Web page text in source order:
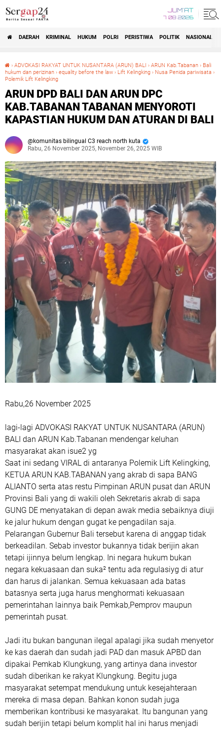
JUM'AT
7 08 2026
DAERAH KRIMINAL HUKUM POLRI PERISTIWA POLITIK NASIONAL
› ADVOKASI RAKYAT UNTUK NUSANTARA (ARUN) BALI › ARUN Kab.Tabanan › Bali
hukum dan perizinan › equality before the law › Lift Kelingking › Nusa Penida pariwisata ›
Polemik Lift Kelingking
ARUN DPD BALI DAN ARUN DPC
KAB.TABANAN TABANAN MENYOROTI
KAPASTIAN HUKUM DAN ATURAN DI BALI
komunitas bilingual C3 reach north kuta
Rabu, 26 November 2025, November 26, 2025 WIB
Rabu,26 November 2025
lagi-lagi ADVOKASI RAKYAT UNTUK NUSANTARA (ARUN)
BALI dan ARUN Kab.Tabanan mendengar keluhan
masyarakat akan isue2 yg
Saat ini sedang VIRAL di antaranya Polemik Lift Kelingking,
KETUA ARUN KAB.TABANAN yang akrab di sapa BANG
ALIANTO serta atas restu Pimpinan ARUN pusat dan ARUN
Provinsi Bali yang di wakili oleh Sekretaris akrab di sapa
GUNG DE menyatakan di depan awak media sebaiknya diuji
ke jalur hukum dengan gugat ke pengadilan saja.
Pelarangan Gubernur Bali tersebut karena di anggap tidak
berkeadilan. Sebab investor bukannya tidak berijin akan
tetapi ijinnya belum lengkap. Ini negara hukum bukan
negara kekuasaan dan suka² tentu ada regulasiyg di atur
dan harus di jalankan. Semua kekuasaan ada batas
batasnya serta juga harus menghormati kekuasaan
pemerintahan lainnya baik Pemkab,Pemprov maupun
pemerintah pusat.
Jadi itu bukan bangunan ilegal apalagi jika sudah menyetor
ke kas daerah dan sudah jadi PAD dan masuk APBD dan
dipakai Pemkab Klungkung, yang artinya dana investor
sudah diberikan ke rakyat Klungkung. Begitu juga
masyarakat setempat mendukung untuk kesejahteraan
mereka di masa depan. Bahkan konon sudah juga
memberikan kontribusi ke masyarakat. Itu bangunan yang
sudah berijin tetapi belum komplit hal ini harus menjadi